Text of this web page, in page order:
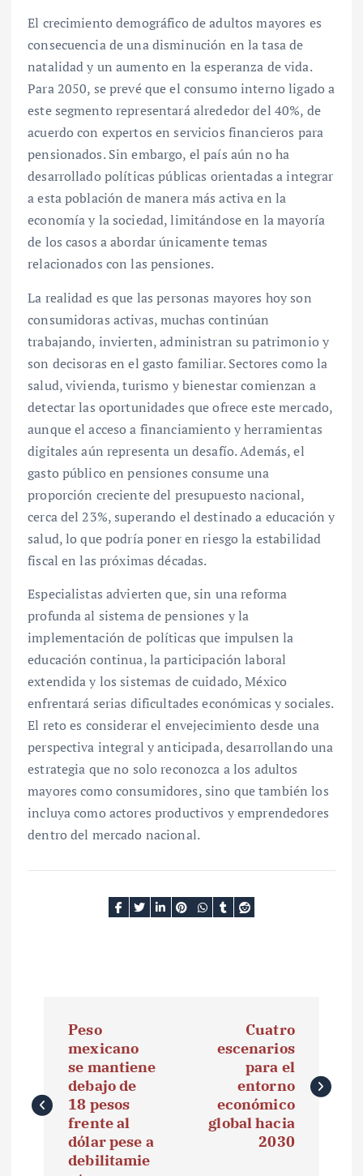
El crecimiento demográfico de adultos mayores es
consecuencia de una disminución en la tasa de
natalidad y un aumento en la esperanza de vida.
Para 2050, se prevé que el consumo interno ligado a
este segmento representará alrededor del 40%, de
acuerdo con expertos en servicios financieros para
pensionados. Sin embargo, el país aún no ha
desarrollado políticas públicas orientadas a integrar
a esta población de manera más activa en la
economía y la sociedad, limitándose en la mayoría
de los casos a abordar únicamente temas
relacionados con las pensiones.
La realidad es que las personas mayores hoy son
consumidoras activas, muchas continúan
trabajando, invierten, administran su patrimonio y
son decisoras en el gasto familiar. Sectores como la
salud, vivienda, turismo y bienestar comienzan a
detectar las oportunidades que ofrece este mercado,
aunque el acceso a financiamiento y herramientas
digitales aún representa un desafío. Además, el
gasto público en pensiones consume una
proporción creciente del presupuesto nacional,
cerca del 23%, superando el destinado a educación y
salud, lo que podría poner en riesgo la estabilidad
fiscal en las próximas décadas.
Especialistas advierten que, sin una reforma
profunda al sistema de pensiones y la
implementación de políticas que impulsen la
educación continua, la participación laboral
extendida y los sistemas de cuidado, México
enfrentará serias dificultades económicas y sociales.
El reto es considerar el envejecimiento desde una
perspectiva integral y anticipada, desarrollando una
estrategia que no solo reconozca a los adultos
mayores como consumidores, sino que también los
incluya como actores productivos y emprendedores
dentro del mercado nacional.
e
Peso
mexicano
se mantiene
debajo de
18 pesos
frente al
dólar pese a
debilitamie
Cuatro
escenarios
para el
entorno
económico
global hacia
2030